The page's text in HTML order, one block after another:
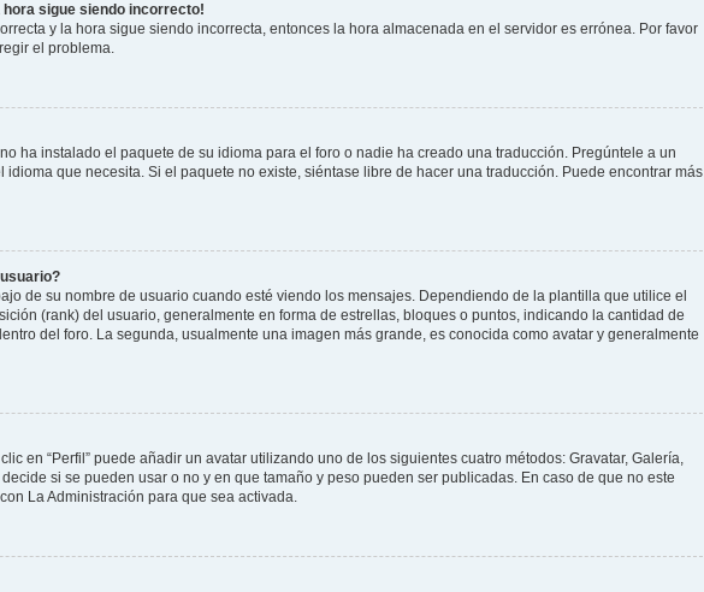
hora sigue siendo incorrecto!
y la hora sigue siendo incorrecta, entonces la hora almacenada en el servidor es errónea. Por favor
el problema.
ha instalado el paquete de su idioma para el foro o nadie ha creado una traducción. Pregúntele a un
que necesita. Si el paquete no existe, siéntase libre de hacer una traducción. Puede encontrar más
de su nombre de usuario cuando esté viendo los mensajes. Dependiendo de la plantilla que utilice el
(rank) del usuario, generalmente en forma de estrellas, bloques o puntos, indicando la cantidad de
del foro. La segunda, usualmente una imagen más grande, es conocida como avatar y generalmente
en “Perfil” puede añadir un avatar utilizando uno de los siguientes cuatro métodos: Gravatar, Galería,
si se pueden usar o no y en que tamaño y peso pueden ser publicadas. En caso de que no este
La Administración para que sea activada.